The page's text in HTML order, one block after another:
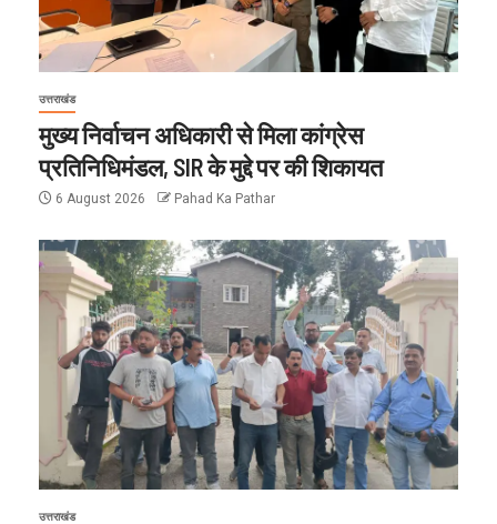
उत्तराखंड
मुख्य निर्वाचन अधिकारी से मिला कांग्रेस
प्रतिनिधिमंडल, SIR के मुद्दे पर की शिकायत
6 August 2026 Pahad Ka Pathar
उत्तराखंड